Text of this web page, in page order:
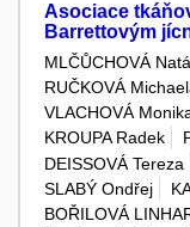
Asociace
Barrettovým
MLČŮCHOVÁ
RUČKOVÁ
VLACHOVÁ
KROUPA Radek
DEISSOVÁ Tereza
SLABÝ Ondřej
BOŘILOVÁ